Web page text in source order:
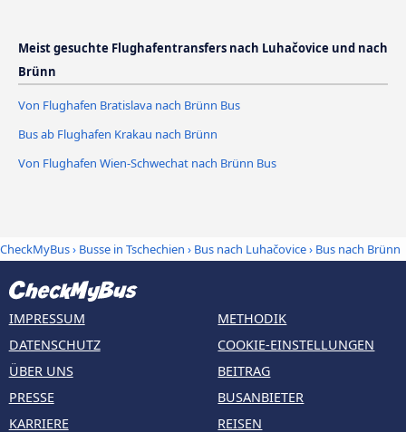
Meist gesuchte Flughafentransfers nach Luhačovice und nach
Brünn
Von Flughafen Bratislava nach Brünn Bus
Bus ab Flughafen Krakau nach Brünn
Von Flughafen Wien-Schwechat nach Brünn Bus
CheckMyBus› Busse in Tschechien › Bus nach Luhačovice› Bus nach Brünn
IMPRESSUM
DATENSCHUTZ
ÜBER UNS
PRESSE
KARRIERE
METHODIK
COOKIE-EINSTELLUNGEN
BEITRAG
BUSANBIETER
REISEN